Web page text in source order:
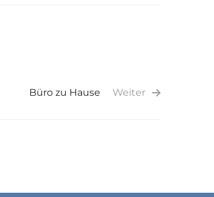
Weiter
Büro zu Hause